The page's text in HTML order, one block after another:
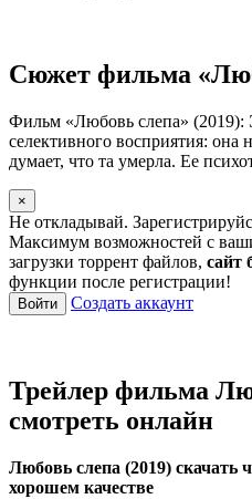
Сюжет фильма
Фильм «Любовь слепа» (2019):
селективного восприятия: она
думает, что та умерла. Ее
×
Не откладывай.
Максимум возможностей с
загрузки торрент файлов, сайт
функции после регистрации!
Войти Создать аккаунт
Трейлер фильма
смотреть онлайн
Любовь слепа (2019) скачать
хорошем качестве